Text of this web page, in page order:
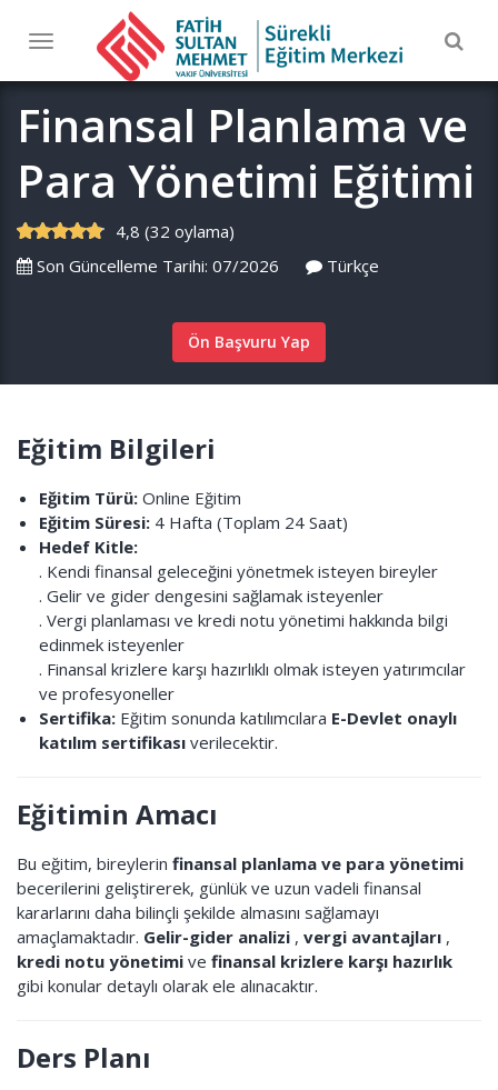
Toggle
navigation
Finansal Planlama ve
Para Yönetimi Eğitimi
4,8 (32 oylama)
Son Güncelleme Tarihi: 07/2026
Türkçe
Ön Başvuru Yap
Eğitim Bilgileri
Eğitim Türü: Online Eğitim
Eğitim Süresi: 4 Hafta (Toplam 24 Saat)
Hedef Kitle:
. Kendi finansal geleceğini yönetmek isteyen bireyler
. Gelir ve gider dengesini sağlamak isteyenler
. Vergi planlaması ve kredi notu yönetimi hakkında bilgi
edinmek isteyenler
. Finansal krizlere karşı hazırlıklı olmak isteyen yatırımcılar
ve profesyoneller
Sertifika: Eğitim sonunda katılımcılara E-Devlet onaylı
katılım sertifikası verilecektir.
Eğitimin Amacı
Bu eğitim, bireylerin finansal planlama ve para yönetimi
becerilerini geliştirerek, günlük ve uzun vadeli finansal
kararlarını daha bilinçli şekilde almasını sağlamayı
amaçlamaktadır. Gelir-gider analizi , vergi avantajları ,
kredi notu yönetimi ve finansal krizlere karşı hazırlık
gibi konular detaylı olarak ele alınacaktır.
Ders Planı